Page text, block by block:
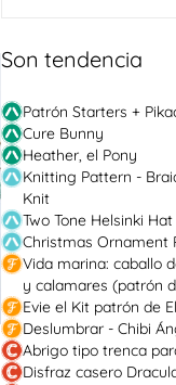
Son tendencia
Patrón Starters +
Cure Bunny
Heather, el Pony
Knitting Pattern -
Knit
Two Tone Helsinki
Christmas Ornament
Vida marina: caballo
y calamares (patrón
Evie el Kit patrón de
Deslumbrar - Chibi
Abrigo tipo trenca
Disfraz casero